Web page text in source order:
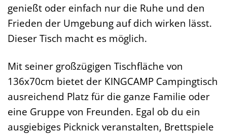
genießt oder einfach nur die Ruhe und den
Frieden der Umgebung auf dich wirken lässt.
Dieser Tisch macht es möglich.
Mit seiner großzügigen Tischfläche von
136x70cm bietet der KINGCAMP Campingtisch
ausreichend Platz für die ganze Familie oder
eine Gruppe von Freunden. Egal ob du ein
ausgiebiges Picknick veranstalten, Brettspiele